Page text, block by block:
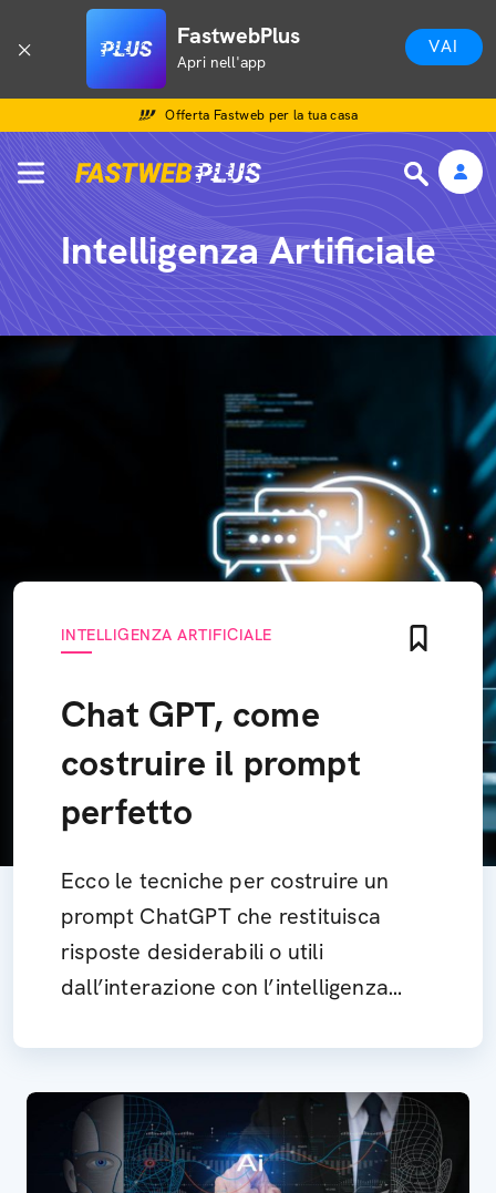
FastwebPlus
Apri nell'app
VAI
Offerta Fastweb per la tua casa
Intelligenza Artificiale
INTELLIGENZA ARTIFICIALE
Chat GPT, come
costruire il prompt
perfetto
Ecco le tecniche per costruire un
prompt ChatGPT che restituisca
risposte desiderabili o utili
dall’interazione con l’intelligenza